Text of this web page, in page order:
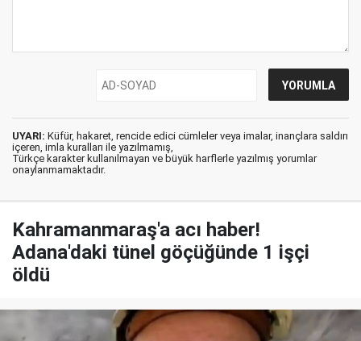
UYARI: Küfür, hakaret, rencide edici cümleler veya imalar, inançlara saldırı
içeren, imla kuralları ile yazılmamış,
Türkçe karakter kullanılmayan ve büyük harflerle yazılmış yorumlar
onaylanmamaktadır.
Kahramanmaraş'a acı haber!
Adana'daki tünel göçüğünde 1 işçi
öldü